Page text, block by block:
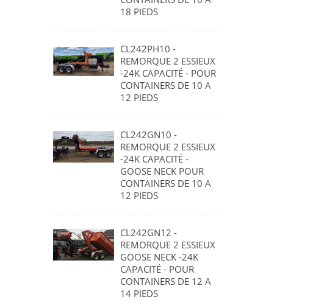
18 PIEDS
CL242PH10 -
REMORQUE 2 ESSIEUX
-24K CAPACITÉ - POUR
CONTAINERS DE 10 A
12 PIEDS
CL242GN10 -
REMORQUE 2 ESSIEUX
-24K CAPACITÉ -
GOOSE NECK POUR
CONTAINERS DE 10 A
12 PIEDS
CL242GN12 -
REMORQUE 2 ESSIEUX
GOOSE NECK -24K
CAPACITÉ - POUR
CONTAINERS DE 12 A
14 PIEDS